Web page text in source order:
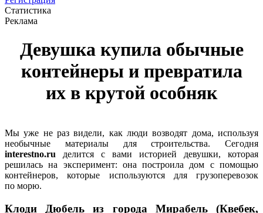
Статистика
Реклама
Девушка купила обычные
контейнеры и превратила
их в крутой особняк
Мы уже не раз видели, как люди возводят дома, используя
необычные материалы для строительства. Сегодня
interestno.ru делится с вами историей девушки, которая
решилась на эксперимент: она построила дом с помощью
контейнеров, которые используются для грузоперевозок
по морю.
Клоди Дюбель из города Мирабель (Квебек,